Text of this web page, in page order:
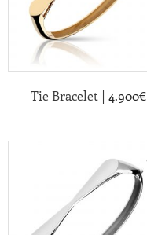
Tie Bracelet | 4.900€